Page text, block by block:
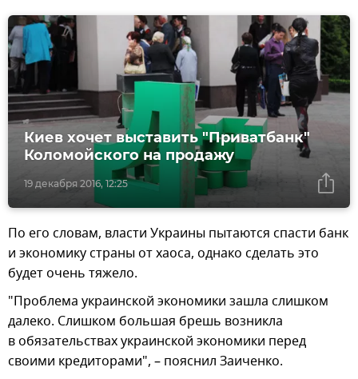
19 декабря 2016, 12:25
Киев хочет выставить "Приватбанк"
Коломойского на продажу
По его словам, власти Украины пытаются спасти банк
и экономику страны от хаоса, однако сделать это
будет очень тяжело.
"Проблема украинской экономики зашла слишком
далеко. Слишком большая брешь возникла
в обязательствах украинской экономики перед
своими кредиторами", – пояснил Заиченко.